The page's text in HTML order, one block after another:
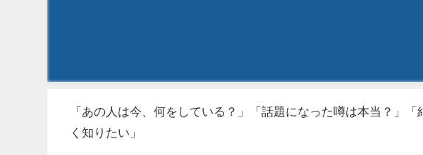
「あの人は今、何をしている？」「話題になった噂は本当？」
く知りたい」